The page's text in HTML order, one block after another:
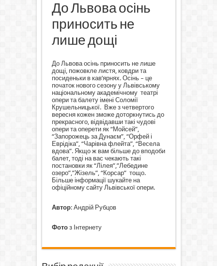
До Львова осінь
приносить не
лише дощі
До Львова осінь приносить не лише
дощі, пожовкле листя, ковдри та
посиденьки в кав’ярнях. Осінь – це
початок нового сезону у Львівському
національному академічному театрі
опери та балету імені Соломії
Крушельницької. Вже з четвертого
вересня кожен зможе доторкнутись до
прекрасного, відвідавши такі чудові
опери та оперети як “Мойсей”,
“Запорожець за Дунаєм”, “Орфей і
Еврідіка”, “Чарівна флейта”, “Весела
вдова”. Якщо ж вам більше до вподоби
балет, тоді на вас чекають такі
постановки як “Лілея”,”Лебедине
озеро”,”Жізель”, “Корсар” тощо.
Більше інформації шукайте на
офіційному сайту Львівської опери.
Автор: Андрій Рубцов
Фотоз Інтернету